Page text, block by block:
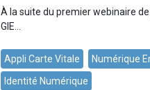
À la suite du premier webinaire
GIE...
Appli Carte Vitale Numérique
Identité Numérique